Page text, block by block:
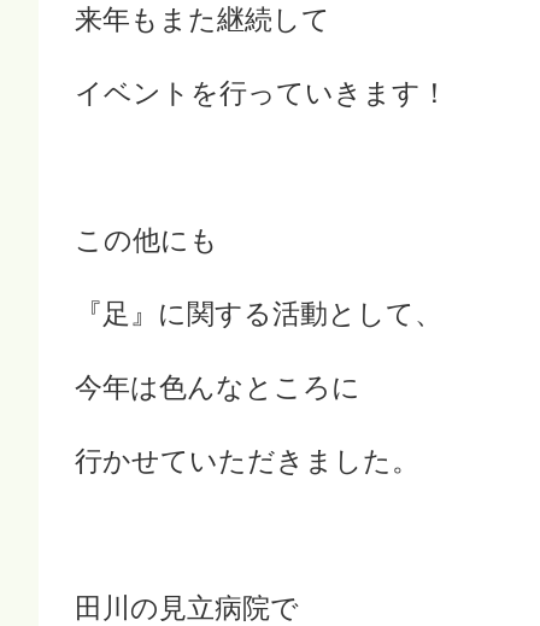
来年もまた継続して
イベントを行っていきます！
この他にも
『足』に関する活動として、
今年は色んなところに
行かせていただきました。
田川の見立病院で